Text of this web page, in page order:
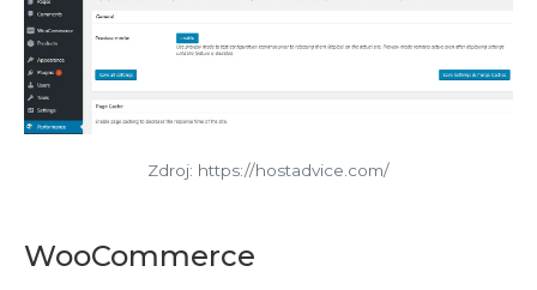
Zdroj: https://hostadvice.com/
WooCommerce